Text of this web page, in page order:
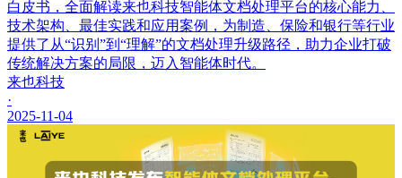
白皮书，全面解读来也科技智能体文档处理平台的核心能力、
技术架构、最佳实践和应用案例，为制造、保险和银行等行业
提供了从“识别”到“理解”的文档处理升级路径，助力企业打破
传统解决方案的局限，迈入智能体时代。
来也科技
·
2025-11-04